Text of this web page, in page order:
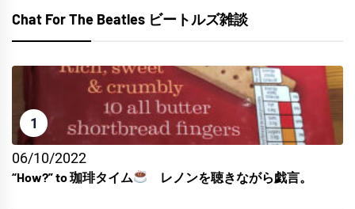
Chat For The Beatles ビートルズ雑談
1
06/10/2022
“How?” to 珈琲タイム レノンを聴きながら戯言。